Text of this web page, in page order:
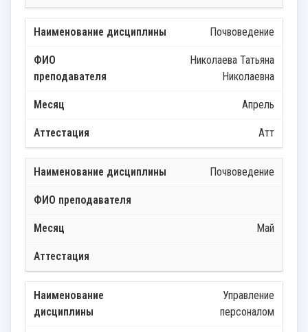
Почвоведение
Николаева Татьяна
Николаевна
Апрель
Атт
Почвоведение
Май
Управление
персоналом